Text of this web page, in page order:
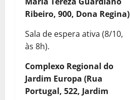
Ribeiro, 900, Dona Regina)
Sala de espera ativa (8/10,
às 8h).
Complexo Regional do
Jardim Europa (Rua
Portugal, 522, Jardim